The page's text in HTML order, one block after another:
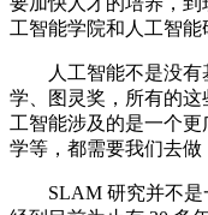
工智能学院和人工智能
人工智能不是没有
学、图灵奖，所有的这
工智能涉及的是一个
学等，都需要我们去做
SLAM 研究并不是